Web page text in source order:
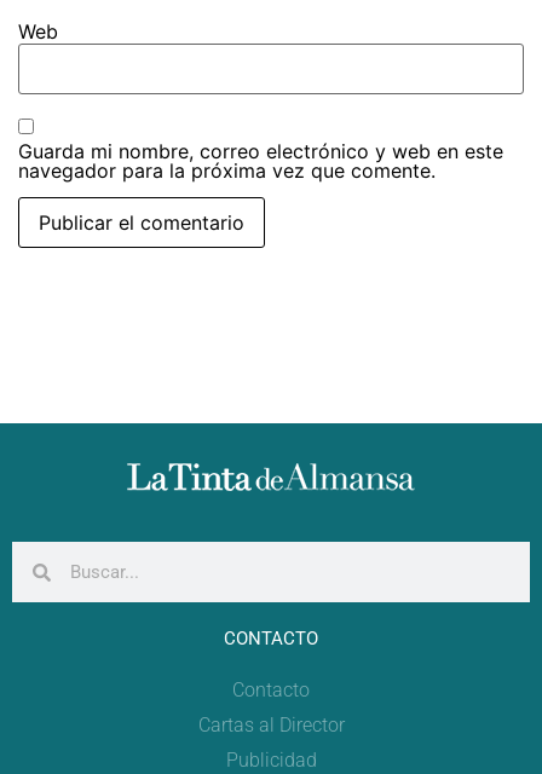
Web
Guarda mi nombre, correo electrónico y web en este
navegador para la próxima vez que comente.
CONTACTO
Contacto
Cartas al Director
Publicidad